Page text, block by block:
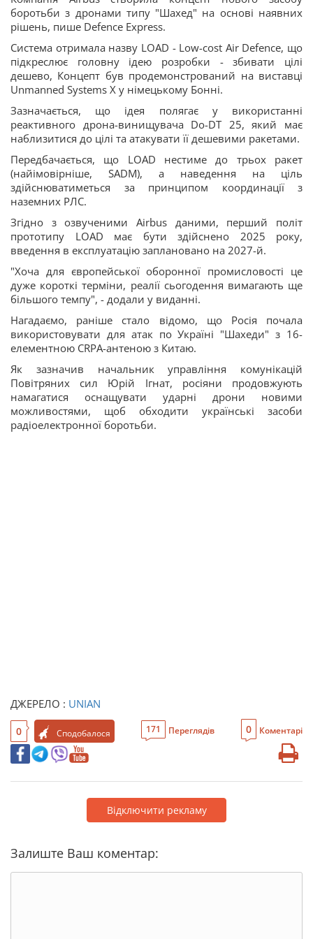
боротьби з дронами типу "Шахед" на основі наявних
рішень, пише Defence Express.
Система отримала назву LOAD - Low-cost Air Defence, що
підкреслює головну ідею розробки - збивати цілі
дешево, Концепт був продемонстрований на виставці
Unmanned Systems X у німецькому Бонні.
Зазначається, що ідея полягає у використанні
реактивного дрона-винищувача Do-DT 25, який має
наблизитися до цілі та атакувати її дешевими ракетами.
Передбачається, що LOAD нестиме до трьох ракет
(найімовірніше, SADM), а наведення на ціль
здійснюватиметься за принципом координації з
наземних РЛС.
Згідно з озвученими Airbus даними, перший політ
прототипу LOAD має бути здійснено 2025 року,
введення в експлуатацію заплановано на 2027-й.
"Хоча для європейської оборонної промисловості це
дуже короткі терміни, реалії сьогодення вимагають ще
більшого темпу", - додали у виданні.
Нагадаємо, раніше стало відомо, що Росія почала
використовувати для атак по Україні "Шахеди" з 16-
елементною CRPA-антеною з Китаю.
Як зазначив начальник управління комунікацій
Повітряних сил Юрій Ігнат, росіяни продовжують
намагатися оснащувати ударні дрони новими
можливостями, щоб обходити українські засоби
радіоелектронної боротьби.
ДЖЕРЕЛО : UNIAN
0 Сподобалося 171 Переглядів 0 Коментарі
Відключити рекламу
Залиште Ваш коментар: